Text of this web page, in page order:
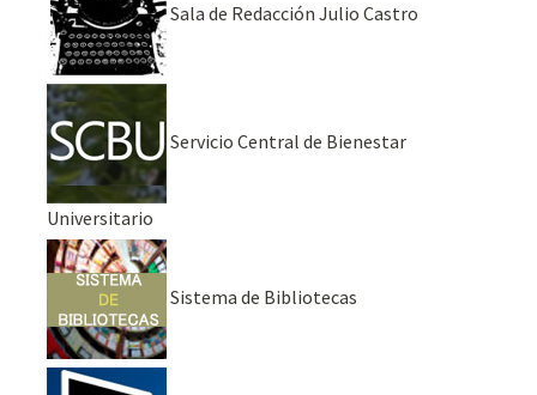
Sala de Redacción Julio Castro
Servicio Central de Bienestar
Universitario
Sistema de Bibliotecas